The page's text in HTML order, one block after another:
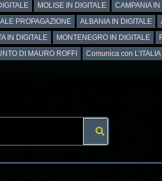
MOLISE IN DIGITALE CAMPANIA IN
PROPAGAZIONE ALBANIA IN DIGITALE
IN DIGITALE MONTENEGRO IN DIGITALE
DI MAURO ROFFI Comunica con